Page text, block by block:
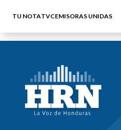
TU NOTATVCEMISORAS UNIDAS